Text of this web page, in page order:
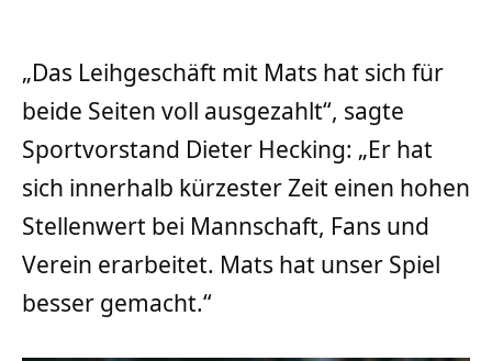
„Das Leihgeschäft mit Mats hat sich für
beide Seiten voll ausgezahlt“, sagte
Sportvorstand Dieter Hecking: „Er hat
sich innerhalb kürzester Zeit einen hohen
Stellenwert bei Mannschaft, Fans und
Verein erarbeitet. Mats hat unser Spiel
besser gemacht.“